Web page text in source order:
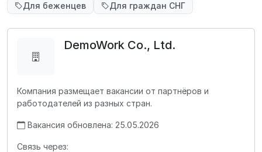
Для беженцев
Для граждан СНГ
DemoWork Co., Ltd.
Компания размещает вакансии от партнёров и
работодателей из разных стран.
Вакансия обновлена: 25.05.2026
Связь через: